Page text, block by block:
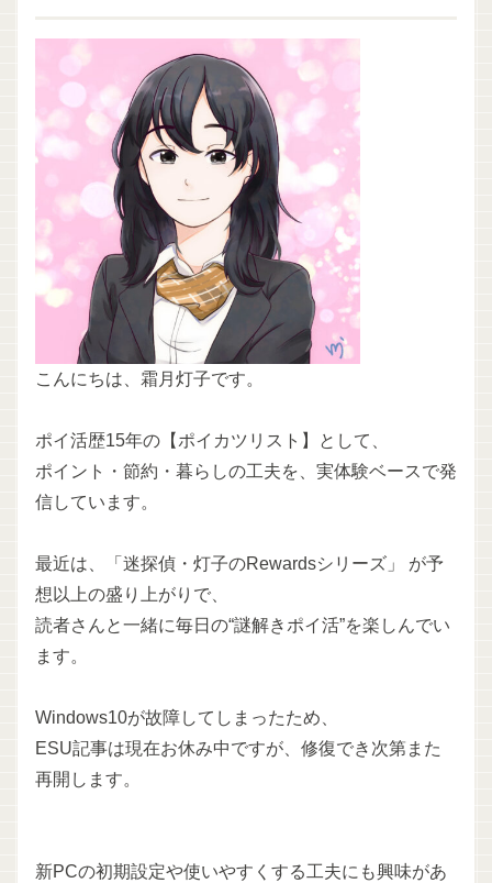
こんにちは、霜月灯子です。
ポイ活歴15年の【ポイカツリスト】として、
ポイント・節約・暮らしの工夫を、実体験ベースで発
信しています。
最近は、「迷探偵・灯子のRewardsシリーズ」 が予
想以上の盛り上がりで、
読者さんと一緒に毎日の“謎解きポイ活”を楽しんでい
ます。
Windows10が故障してしまったため、
ESU記事は現在お休み中ですが、修復でき次第また
再開します。
新PCの初期設定や使いやすくする工夫にも興味があ